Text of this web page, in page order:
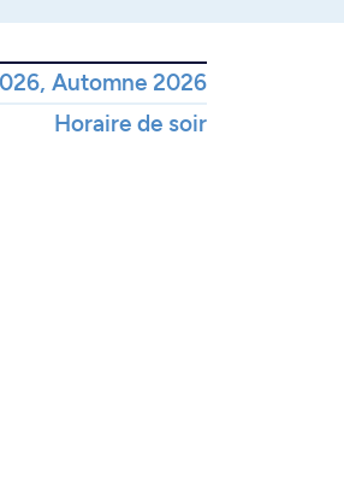
Automne 2026
Horaire de soir